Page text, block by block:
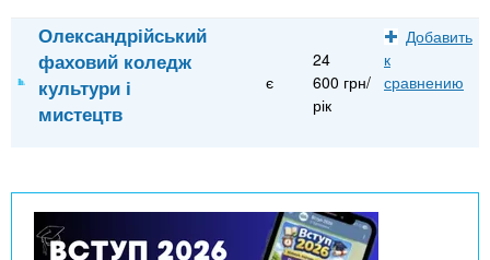
Олександрійський
фаховий коледж
культури і
мистецтв
є
24
600 грн/
рік
Добавить
к
сравнению